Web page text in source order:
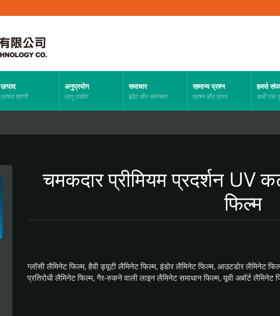
उत्पाद
उत्पाद श्रेणी
अनुप्रयोग
लागू उद्योग
समाचार
इवेंट और समाचार
सामान्य प्रश्न
प्रश्न और उत्तर
हमसे
अभी एक
चमकदार प्रीमियम प्रदर्शन UV
फिल्म
ग्लॉसी लैमिनेट फिल्म, हैवी ड्यूटी लैमिनेट फिल्म, इंडोर लैमिनेट फिल्म, आउटडोर लैमिनेट
प्रतिरोधी लैमिनेट फिल्म, गैर-रुकने वाली लाइन लैमिनेट समाधान फिल्म, यूवी अबॉर्ट